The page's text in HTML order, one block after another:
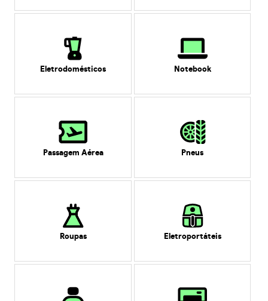
Eletrodomésticos Notebook
Passagem Aérea Pneus
Roupas Eletroportáteis